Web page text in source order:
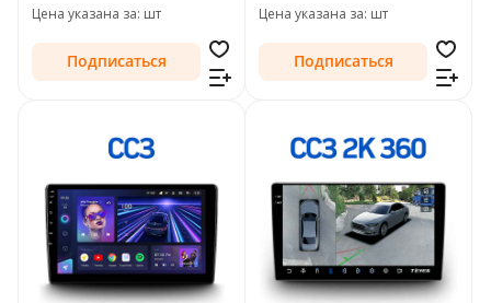
Цена указана за: шт
Подписаться
Цена указана за: шт
Подписаться